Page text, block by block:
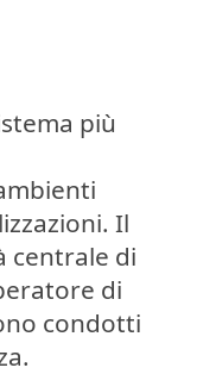
più
. Il
centrale di
di
condotti